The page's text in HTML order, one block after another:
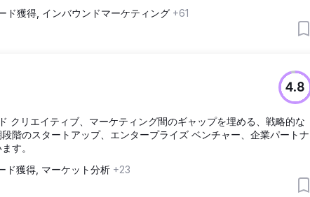
ド獲得, インバウンドマーケティング +61
4.8
クリエイティブ、マーケティング間のギャップを埋める、戦略的な
階のスタートアップ、エンタープライズ ベンチャー、企業パートナ
す。
ド獲得, マーケット分析 +23